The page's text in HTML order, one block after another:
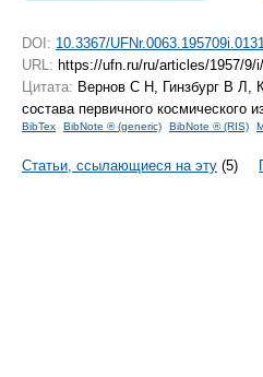
DOI: 10.3367/UFNr.0063.195709i.0131
URL: https://ufn.ru/ru/articles/1957/9/i/
Цитата: Вернов С Н, Гинзбург В Л,
состава первичного космического
BibTex BibNote ® (generic) BibNote ® (RIS)
Статьи, ссылающиеся на эту (5)